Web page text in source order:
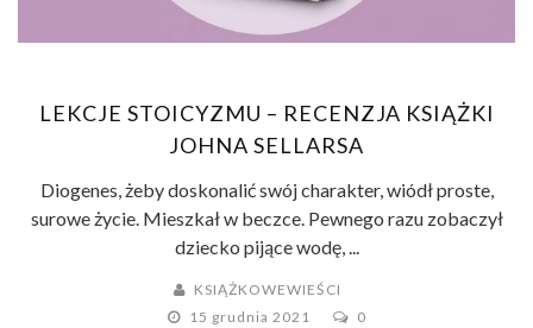
LEKCJE STOICYZMU – RECENZJA KSIĄŻKI
JOHNA SELLARSA
Diogenes, żeby doskonalić swój charakter, wiódł proste,
surowe życie. Mieszkał w beczce. Pewnego razu zobaczył
dziecko pijące wodę, ...
KSIĄŻKOWEWIEŚCI
15 grudnia 2021
0